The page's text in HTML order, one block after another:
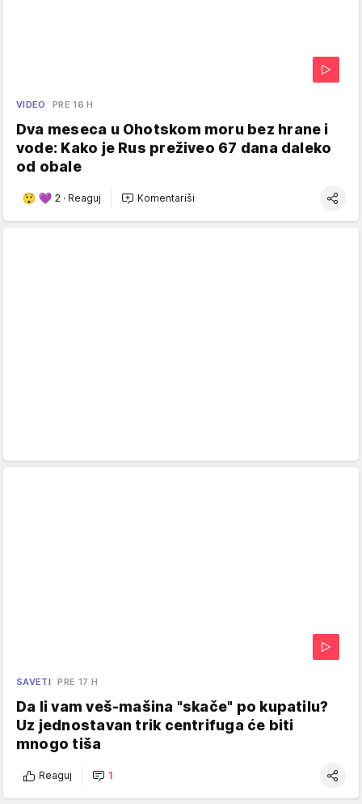
VIDEO PRE 16 H
Dva meseca u Ohotskom moru bez hrane i
vode: Kako je Rus preživeo 67 dana daleko
od obale
2 · Reaguj Komentariši
SAVETI PRE 17 H
Da li vam veš-mašina "skače" po kupatilu?
Uz jednostavan trik centrifuga će biti
mnogo tiša
Reaguj 1